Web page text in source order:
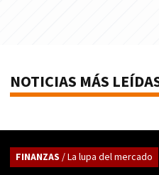
NOTICIAS MÁS
FINANZAS / La lupa del mercado